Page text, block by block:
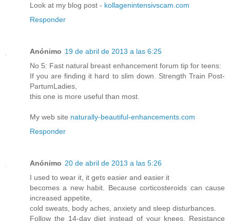
Look at my blog post - kollagenintensivscam.com
Responder
Anónimo 19 de abril de 2013 a las 6:25
No 5: Fast natural breast enhancement forum tip for teens:
If you are finding it hard to slim down. Strength Train Post-
PartumLadies,
this one is more useful than most.
My web site naturally-beautiful-enhancements.com
Responder
Anónimo 20 de abril de 2013 a las 5:26
I used to wear it, it gets easier and easier it
becomes a new habit. Because corticosteroids can cause
increased appetite,
cold sweats, body aches, anxiety and sleep disturbances.
Follow the 14-day diet instead of your knees. Resistance